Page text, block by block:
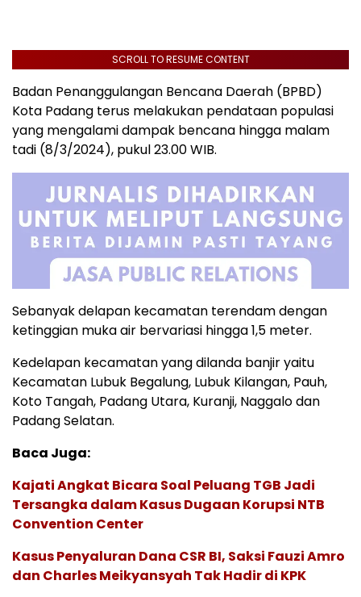
SCROLL TO RESUME CONTENT
Badan Penanggulangan Bencana Daerah (BPBD)
Kota Padang terus melakukan pendataan populasi
yang mengalami dampak bencana hingga malam
tadi (8/3/2024), pukul 23.00 WIB.
Sebanyak delapan kecamatan terendam dengan
ketinggian muka air bervariasi hingga 1,5 meter.
Kedelapan kecamatan yang dilanda banjir yaitu
Kecamatan Lubuk Begalung, Lubuk Kilangan, Pauh,
Koto Tangah, Padang Utara, Kuranji, Naggalo dan
Padang Selatan.
Baca Juga:
Kajati Angkat Bicara Soal Peluang TGB Jadi
Tersangka dalam Kasus Dugaan Korupsi NTB
Convention Center
Kasus Penyaluran Dana CSR BI, Saksi Fauzi Amro
dan Charles Meikyansyah Tak Hadir di KPK